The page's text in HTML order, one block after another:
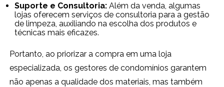
Suporte e Consultoria: Além da venda, algumas
lojas oferecem serviços de consultoria para a gestão
de limpeza, auxiliando na escolha dos produtos e
técnicas mais eficazes.
Portanto, ao priorizar a compra em uma loja
especializada, os gestores de condomínios garantem
não apenas a qualidade dos materiais, mas também